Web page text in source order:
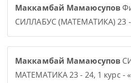
Маккамбай Мамаюсупов
СИЛЛАБУС (МАТЕМАТИКА) 23 -
Маккамбай Мамаюсупов
МАТЕМАТИКА 23 - 24, 1 курс -